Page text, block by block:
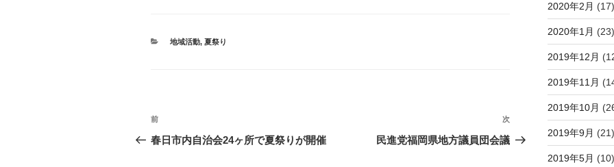
e
b
er
カ
地域活動, 夏祭り
投
稿
過
去
前
春日市内自治会24ヶ所で夏祭りが開催
次
の
次
民進党福岡県地方議員団会議
2020年2月 (17)
2020年1月 (23)
2019年12月
2019年11月
2019年10月
2019年9月 (21)
2019年5月 (10)